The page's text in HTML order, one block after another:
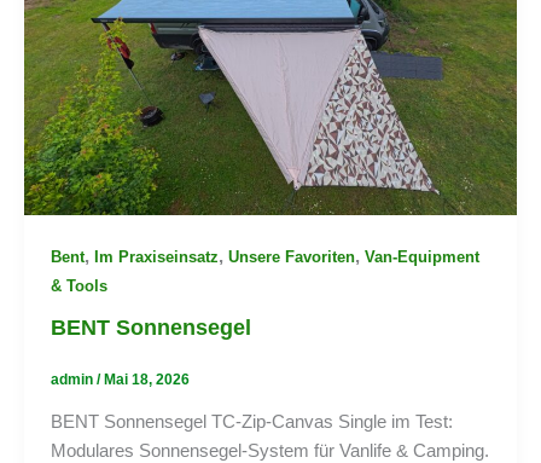
Bent, Im Praxiseinsatz, Unsere Favoriten, Van-Equipment
& Tools
BENT Sonnensegel
admin / Mai 18, 2026
BENT Sonnensegel TC-Zip-Canvas Single im Test:
Modulares Sonnensegel-System für Vanlife & Camping.